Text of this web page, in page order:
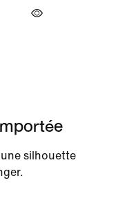
silhouette